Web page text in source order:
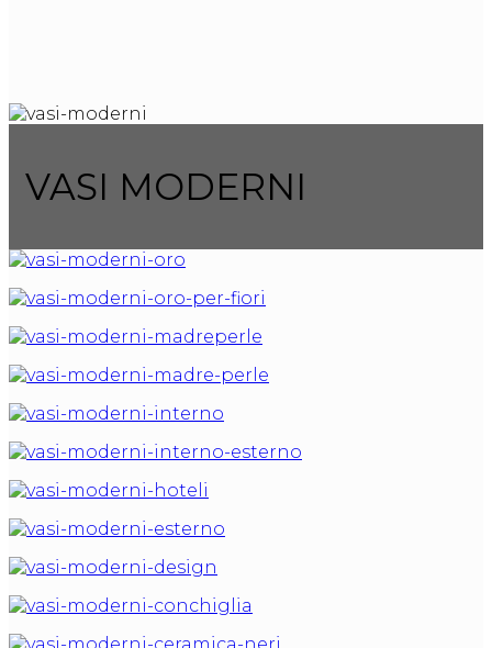
VASI MODERNI